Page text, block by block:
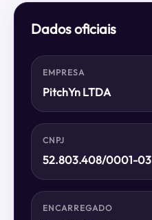
Dados oficiais
EMPRESA
PitchYn LTDA
CNPJ
52.803.408/0001-03
ENCARREGADO